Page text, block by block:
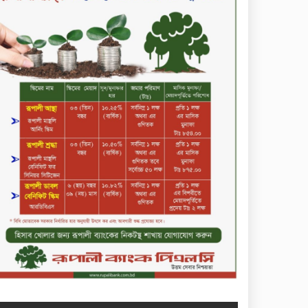
সপ্তাহের শেষ কার্যদিবসে দরবৃদ্ধির
শীর্ষে নিটল ইন্স্যুরেন্স
সিলেটের ওসমানীনগরে দুই বাসের
মুখোমুখি সংঘর্ষে ৮ জন নিহত
২০২৯ সালের মধ্যে বাংলাদেশের
সবচেয়ে বিশ্বস্ত, টেকসই ও
ক্যাশলেস ব্যাংক হওয়ার লক্ষ্য
নিয়ে ‘ভিশন ২০২৯’ উন্মোচন করল
কমিউনিটি ব্যাংক বাংলাদেশ
পিএলসি